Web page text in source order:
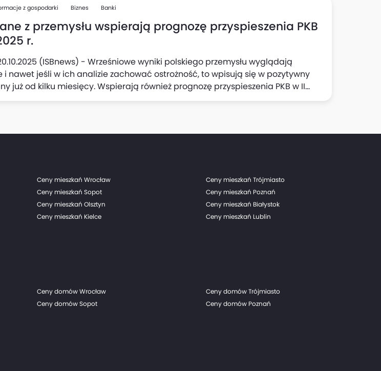
oraz podwyższony wzrost wynagrodzeń w tym sektorze to czynniki, które
Radę Polityki Pieniężnej (RPP) do powstrzymania się przed kolejną obniżką
w listopadzie.
z gospodarki Biznes Banki
z przemysłu wspierają prognozę przyspieszenia PKB
r.
(ISBnews) - Wrześniowe wyniki polskiego przemysłu wyglądają
i nawet jeśli w ich analizie zachować ostrożność, to wpisują się w pozytywny
już od kilku miesięcy. Wspierają również prognozę przyspieszenia PKB w II
roku, uważa Departament Analiz Makroekonomicznych Banku Pekao. Dzisiejsza
Ceny mieszkań Wrocław
Ceny mieszkań Trójmiasto
Ceny mieszkań Sopot
Ceny mieszkań Poznań
Ceny mieszkań Olsztyn
Ceny mieszkań Białystok
Ceny mieszkań Kielce
Ceny mieszkań Lublin
Ceny domów Wrocław
Ceny domów Trójmiasto
Ceny domów Sopot
Ceny domów Poznań